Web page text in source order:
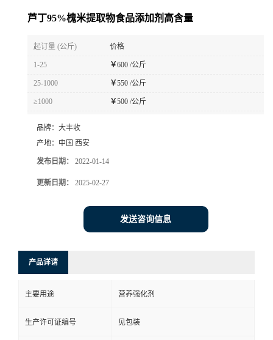
芦丁95%槐米提取物食品添加剂高含量
起订量 (公斤) 价格
1-25 ￥600 /公斤
25-1000 ￥550 /公斤
≥1000 ￥500 /公斤
品牌： 大丰收
产地： 中国 西安
发布日期： 2022-01-14
更新日期： 2025-02-27
发送咨询信息
产品详请
主要用途 营养强化剂
生产许可证编号 见包装